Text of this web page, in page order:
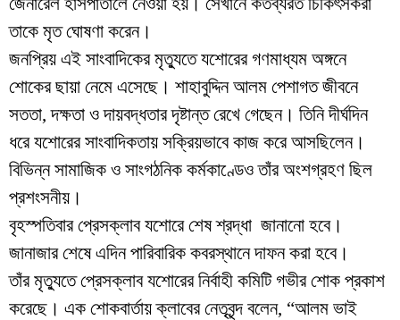
তাকে মৃত ঘোষণা করেন।
জনপ্রিয় এই সাংবাদিকের মৃত্যুতে যশোরের গণমাধ্যম অঙ্গনে
শোকের ছায়া নেমে এসেছে। শাহাবুদ্দিন আলম পেশাগত জীবনে
সততা, দক্ষতা ও দায়বদ্ধতার দৃষ্টান্ত রেখে গেছেন। তিনি দীর্ঘদিন
ধরে যশোরের সাংবাদিকতায় সক্রিয়ভাবে কাজ করে আসছিলেন।
বিভিন্ন সামাজিক ও সাংগঠনিক কর্মকাণ্ডেও তাঁর অংশগ্রহণ ছিল
প্রশংসনীয়।
বৃহস্পতিবার প্রেসক্লাব যশোরে শেষ শ্রদ্ধা জানানো হবে।
জানাজার শেষে এদিন পারিবারিক কবরস্থানে দাফন করা হবে।
তাঁর মৃত্যুতে প্রেসক্লাব যশোরের নির্বাহী কমিটি গভীর শোক প্রকাশ
করেছে। এক শোকবার্তায় ক্লাবের নেতৃবৃন্দ বলেন, “আলম ভাই